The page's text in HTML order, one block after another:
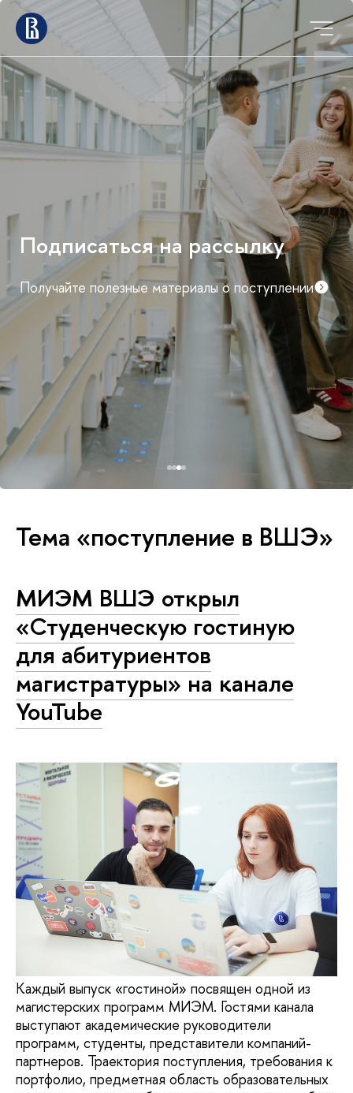
Подписаться на рассылку
Получайте полезные материалы о поступлении
Тема «поступление в ВШЭ»
МИЭМ ВШЭ открыл
«Студенческую гостиную
для абитуриентов
магистратуры» на канале
YouTube
Каждый выпуск «гостиной» посвящен одной из
магистерских программ МИЭМ. Гостями канала
выступают академические руководители
программ, студенты, представители компаний-
партнеров. Траектория поступления, требования к
портфолио, предметная область образовательных